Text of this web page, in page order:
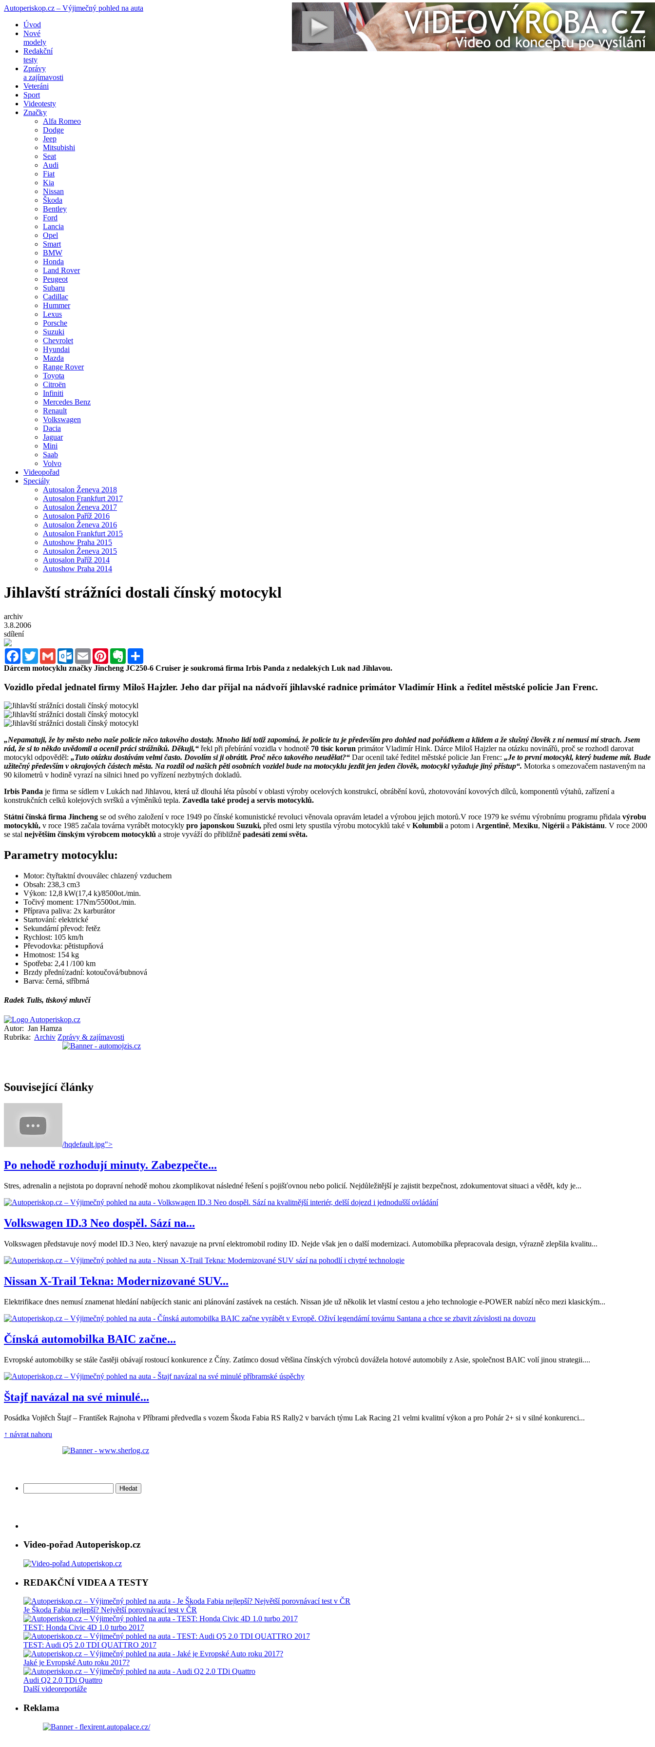
Autoperiskop.cz – Výjimečný pohled na auta
Přejít
obsahu
webu
Úvod
Nové
modely
Redakční
testy
Zprávy
a zajímavosti
Veteráni
Sport
Videotesty
Značky
Alfa Romeo
Dodge
Jeep
Mitsubishi
Seat
Audi
Fiat
Kia
Nissan
Škoda
Bentley
Ford
Lancia
Opel
Smart
BMW
Honda
Land Rover
Peugeot
Subaru
Cadillac
Hummer
Lexus
Porsche
Suzuki
Chevrolet
Hyundai
Mazda
Range Rover
Toyota
Citroën
Infiniti
Mercedes Benz
Renault
Volkswagen
Dacia
Jaguar
Mini
Saab
Volvo
Videopořad
Speciály
Autosalon Ženeva 2018
Autosalon Frankfurt 2017
Autosalon Ženeva 2017
Autosalon Paříž 2016
Autosalon Ženeva 2016
Autosalon Frankfurt 2015
Autoshow Praha 2015
Autosalon Ženeva 2015
Autosalon Paříž 2014
Autoshow Praha 2014
Jihlavští strážníci dostali čínský motocykl
archiv
3.8.2006
sdílení
FacebookTwitterGmail Outlook.com
Email PinterestEvernote
Dárcem motocyklu značky Jincheng JC250-6 Cruiser je soukromá firma Irbis Panda z nedalekých Luk nad Jihlavou.
Vozidlo předal jednatel firmy Miloš Hajzler. Jeho dar přijal na nádvoří jihlavské radnice primátor Vladimír Hink a ředitel městské policie Jan Frenc.
„Nepamatuji, že by město nebo naše policie něco takového dostaly. Mnoho lidí totiž zapomíná, že policie tu je především pro dohled nad pořádkem a klidem a že slušný člověk z ní nemusí mí strach. Jsem
rád, že si to někdo uvědomil a ocenil práci strážníků. Děkuji,“ řekl při přebírání vozidla v hodnotě 70 tisíc korun primátor Vladimír Hink. Dárce Miloš Hajzler na otázku novinářů, proč se rozhodl darovat
motocykl odpověděl: „Tuto otázku dostávám velmi často. Dovolím si ji obrátit. Proč něco takového neudělat?“ Dar ocenil také ředitel městské policie Jan Frenc: „Je to první motocykl, který budeme mít. Bude
užitečný především v okrajových částech města. Na rozdíl od našich pěti osobních vozidel bude na motocyklu jezdit jen jeden člověk, motocykl vyžaduje jiný přístup“. Motorka s omezovačem nastaveným na
90 kilometrů v hodině vyrazí na silnici hned po vyřízení nezbytných dokladů.
Irbis Panda je firma se sídlem v Lukách nad Jihlavou, která už dlouhá léta působí v oblasti výroby ocelových konstrukcí, obrábění kovů, zhotovování kovových dílců, komponentů výtahů, zařízení a
konstrukčních celků kolejových svršků a výměníků tepla. Zavedla také prodej a servis motocyklů.
Státní čínská firma Jincheng se od svého založení v roce 1949 po čínské komunistické revoluci věnovala opravám letadel a výrobou jejich motorů.V roce 1979 ke svému výrobnímu programu přidala výrobu
motocyklů, v roce 1985 začala továrna vyrábět motocykly pro japonskou Suzuki, před osmi lety spustila výrobu motocyklů také v Kolumbii a potom i Argentině, Mexiku, Nigérii a Pákistánu. V roce 2000
se stal největším čínským výrobcem motocyklů a stroje vyváží do přibližně padesáti zemí světa.
Parametry motocyklu:
Motor: čtyřtaktní dvouválec chlazený vzduchem
Obsah: 238,3 cm3
Výkon: 12,8 kW(17,4 k)/8500ot./min.
Točivý moment: 17Nm/5500ot./min.
Příprava paliva: 2x karburátor
Startování: elektrické
Sekundární převod: řetěz
Rychlost: 105 km/h
Převodovka: pětistupňová
Hmotnost: 154 kg
Spotřeba: 2,4 l /100 km
Brzdy přední/zadní: kotoučová/bubnová
Barva: černá, stříbrná
Radek Tulis, tiskový mluvčí
Autor: Jan Hamza
Rubrika: Archiv Zprávy & zajímavosti
Související články
/hqdefault.jpg">
Po nehodě rozhodují minuty. Zabezpečte...
Stres, adrenalin a nejistota po dopravní nehodě mohou zkomplikovat následné řešení s pojišťovnou nebo policií. Nejdůležitější je zajistit bezpečnost, zdokumentovat situaci a vědět, kdy je...
Volkswagen ID.3 Neo dospěl. Sází na...
Volkswagen představuje nový model ID.3 Neo, který navazuje na první elektromobil rodiny ID. Nejde však jen o další modernizaci. Automobilka přepracovala design, výrazně zlepšila kvalitu...
Nissan X-Trail Tekna: Modernizované SUV...
Elektrifikace dnes nemusí znamenat hledání nabíjecích stanic ani plánování zastávek na cestách. Nissan jde už několik let vlastní cestou a jeho technologie e-POWER nabízí něco mezi klasickým...
Čínská automobilka BAIC začne...
Evropské automobilky se stále častěji obávají rostoucí konkurence z Číny. Zatímco dosud většina čínských výrobců dovážela hotové automobily z Asie, společnost BAIC volí jinou strategii....
Štajf navázal na své minulé...
Posádka Vojtěch Štajf – František Rajnoha v Příbrami předvedla s vozem Škoda Fabia RS Rally2 v barvách týmu Lak Racing 21 velmi kvalitní výkon a pro Pohár 2+ si v silné konkurenci...
↑ návrat nahoru
Video-pořad Autoperiskop.cz
REDAKČNÍ VIDEA A TESTY
Je Škoda Fabia nejlepší? Největší porovnávací test v ČR
TEST: Honda Civic 4D 1.0 turbo 2017
TEST: Audi Q5 2.0 TDI QUATTRO 2017
Jaké je Evropské Auto roku 2017?
Audi Q2 2.0 TDi Quattro
Další videoreportáže
Reklama